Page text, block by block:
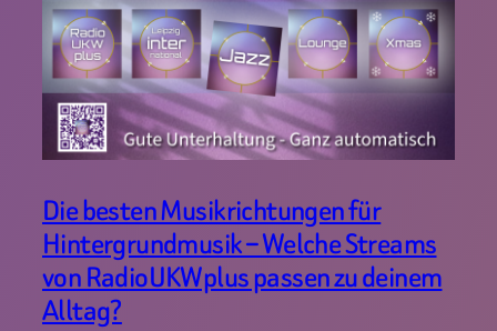
Die besten Musikrichtungen für
Hintergrundmusik – Welche Streams
von RadioUKWplus passen zu deinem
Alltag?